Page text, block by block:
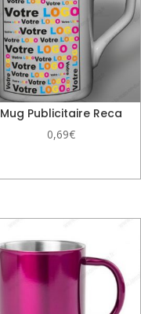
Mug Publicitaire Reca
0,69€